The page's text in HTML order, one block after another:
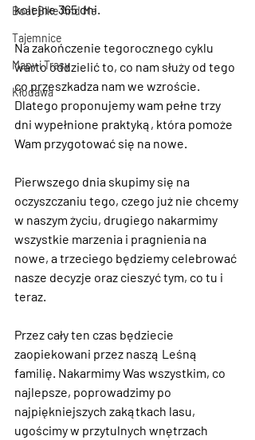
Boat Bike And Me
Tajemnice
Mapy i Trasy
Kłodawa
kolejne 365 dni.
Na zakończenie tegorocznego cyklu
warto oddzielić to, co nam służy od tego
co przeszkadza nam we wzroście.
Dlatego proponujemy wam pełne trzy
dni wypełnione praktyką, która pomoże
Wam przygotować się na nowe.
Pierwszego dnia skupimy się na
oczyszczaniu tego, czego już nie chcemy
w naszym życiu, drugiego nakarmimy
wszystkie marzenia i pragnienia na
nowe, a trzeciego będziemy celebrować
nasze decyzje oraz cieszyć tym, co tu i
teraz.
Przez cały ten czas będziecie
zaopiekowani przez naszą Leśną
familię. Nakarmimy Was wszystkim, co
najlepsze, poprowadzimy po
najpiękniejszych zakątkach lasu,
ugościmy w przytulnych wnętrzach